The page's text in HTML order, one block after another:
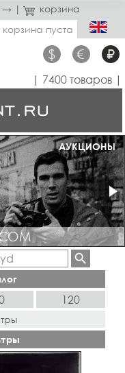
→ |
корзина
пуста
$ € ₽
| 7400 товаров |
МАГАЗИН ОТКРЫТ
АУКЦИОНЫ
120